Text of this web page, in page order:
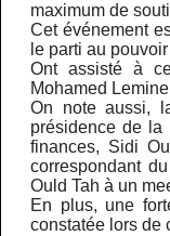
maximum de
Cet événement
le parti au
Ont assisté à
Mohamed
On note aussi,
présidence de la
finances, Sidi
correspondant
Ould Tah à un
En plus, une
constatée lors de